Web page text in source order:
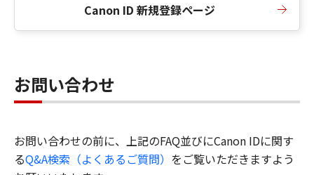
Canon ID 新規登録ページ
お問い合わせ
お問い合わせの前に、上記のFAQ並びにCanon IDに関す
るQ&A検索（よくあるご質問） をご覧いただきますよう